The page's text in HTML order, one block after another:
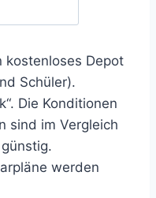
kostenloses Depot
Schüler).
Die Konditionen
sind im Vergleich
werden